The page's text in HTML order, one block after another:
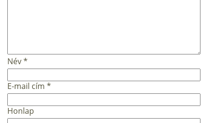
Név*
E-mail cím *
Honlap